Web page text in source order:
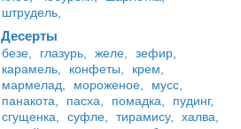
штрудель,
Десерты
безе, глазурь, желе,
зефир,
карамель,
конфеты,
крем,
мармелад,
мороженое,
мусс,
панакота,
пасха, помадка,
пудинг,
сгущенка,
суфле, тирамису,
халва,